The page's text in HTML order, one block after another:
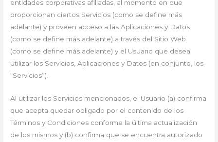
entidades corporativas afiliadas, al momento en que
proporcionan ciertos Servicios (como se define más
adelante) y proveen acceso a las Aplicaciones y Datos
(como se define más adelante) a través del Sitio Web
(como se define más adelante) y el Usuario que desea
utilizar los Servicios, Aplicaciones y Datos (en conjunto, los
“Servicios”).
Al utilizar los Servicios mencionados, el Usuario (a) confirma
que acepta quedar obligado por el contenido de los
Términos y Condiciones conforme la última actualización
de los mismos y (b) confirma que se encuentra autorizado